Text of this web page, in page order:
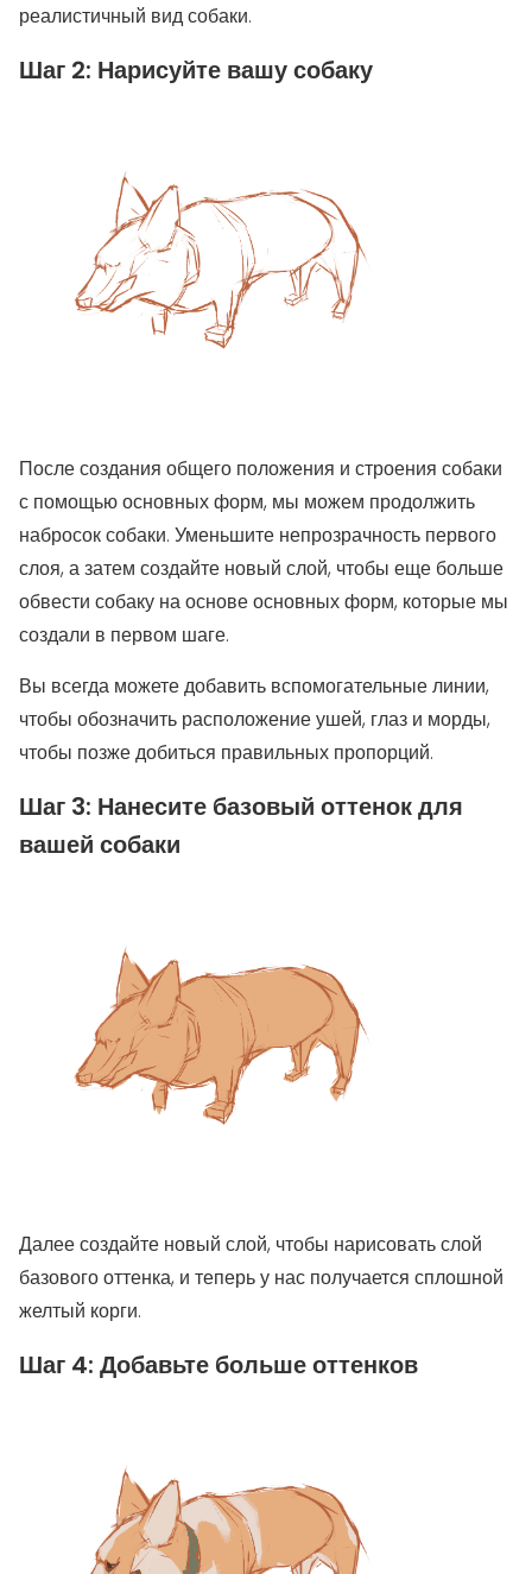
реалистичный вид собаки.
Шаг 2: Нарисуйте вашу собаку
После создания общего положения и строения собаки
с помощью основных форм, мы можем продолжить
набросок собаки. Уменьшите непрозрачность первого
слоя, а затем создайте новый слой, чтобы еще больше
обвести собаку на основе основных форм, которые мы
создали в первом шаге.
Вы всегда можете добавить вспомогательные линии,
чтобы обозначить расположение ушей, глаз и морды,
чтобы позже добиться правильных пропорций.
Шаг 3: Нанесите базовый оттенок для
вашей собаки
Далее создайте новый слой, чтобы нарисовать слой
базового оттенка, и теперь у нас получается сплошной
желтый корги.
Шаг 4: Добавьте больше оттенков